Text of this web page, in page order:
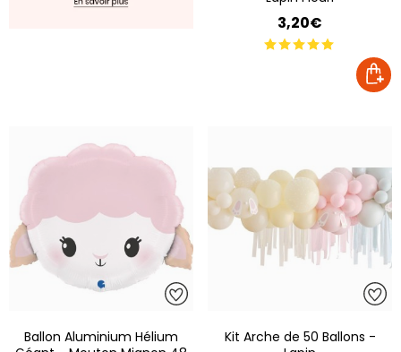
3,20€
Ballon Aluminium Hélium
Kit Arche de 50 Ballons -